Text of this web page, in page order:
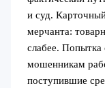
и суд.
мерчанта:
слабее. Попытка
мошенникам
поступившие